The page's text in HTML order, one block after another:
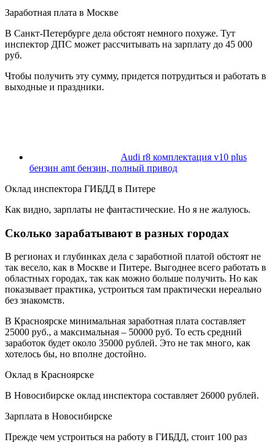
Заработная плата в Москве
В Санкт-Петербурге дела обстоят немного похуже. Тут
инспектор ДПС может рассчитывать на зарплату до 45 000
руб.
Чтобы получить эту сумму, придется потрудиться и работать в
выходные и праздники.
Audi r8 комплектация v10 plus
бензин amt бензин, полный привод
Оклад инспектора ГИБДД в Питере
Как видно, зарплаты не фантастические. Но я не жалуюсь.
Сколько зарабатывают в разных городах
В регионах и глубинках дела с заработной платой обстоят не
так весело, как в Москве и Питере. Выгоднее всего работать в
областных городах, так как можно больше получить. Но как
показывает практика, устроиться там практически нереально
без знакомств.
В Красноярске минимальная заработная плата составляет
25000 руб., а максимальная – 50000 руб. То есть средний
заработок будет около 35000 рублей. Это не так много, как
хотелось бы, но вполне достойно.
Оклад в Красноярске
В Новосибирске оклад инспектора составляет 26000 рублей.
Зарплата в Новосибирске
Прежде чем устроиться на работу в ГИБДД, стоит 100 раз